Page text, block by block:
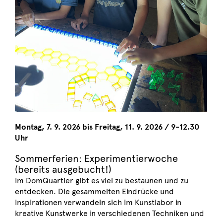
Montag, 7. 9. 2026 bis Freitag, 11. 9. 2026 / 9-12.30
Uhr
Sommerferien: Experimentierwoche
(bereits ausgebucht!)
Im DomQuartier gibt es viel zu bestaunen und zu
entdecken. Die gesammelten Eindrücke und
Inspirationen verwandeln sich im Kunstlabor in
kreative Kunstwerke in verschiedenen Techniken und